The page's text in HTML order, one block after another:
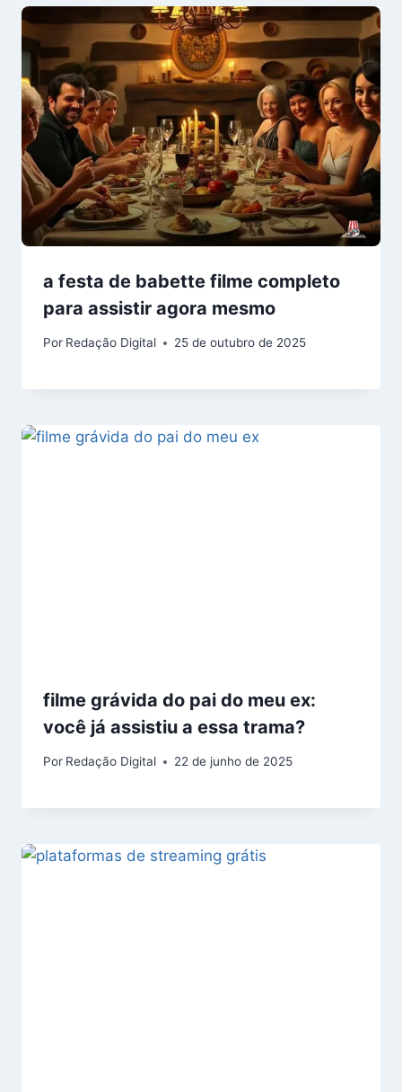
a festa de babette filme completo
para assistir agora mesmo
Por Redação Digital 25 de outubro de 2025
filme grávida do pai do meu ex:
você já assistiu a essa trama?
Por Redação Digital 22 de junho de 2025